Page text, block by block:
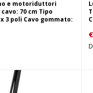
e motoriduttori
70 cm Tipo
3 poli Cavo gommato:
€